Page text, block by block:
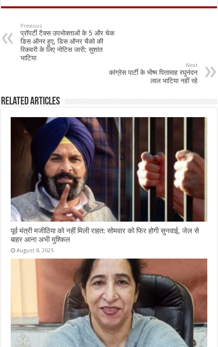
e
b
o
o
at
sA
p
p
ai ar
e
Previous
प्रॉपर्टी टैक्स उपभोक्ताओं के 5 और चेक
डिस ऑनर हुए, डिस ऑनर चैको की
रिकवरी के लिए नोटिस जारी: सुशांत
भाटिया
Next
कांग्रेस पार्टी के भीष्म पितामाह रघुनंदन
लाल भाटिया नहीं रहे
Related Articles
पूर्व मंत्री मजीठिया को नहीं मिली राहत: सोमवार को फिर होगी सुनवाई, जेल से
बाहर आना अभी मुश्किल
August 8, 2025